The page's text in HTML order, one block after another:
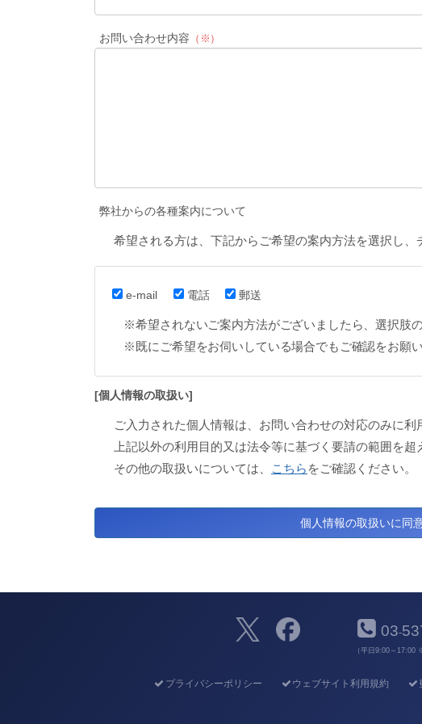
お問い合わせ内容 （※）
弊社からの各種案内について
希望される方は、下記からご希望の案内方法を選択し、
e-mail 電話 郵送
※希望されないご案内方法がございましたら、選択肢
※既にご希望をお伺いしている場合でもご確認をお願い
[個人情報の取扱い]
ご入力された個人情報は、お問い合わせの対応のみに利
上記以外の利用目的又は法令等に基づく要請の範囲を超
その他の取扱いについては、
こちら をご確認ください。
03-
（平日9:00～17:00
プライバシーポリシー ウェブサイト利用規約